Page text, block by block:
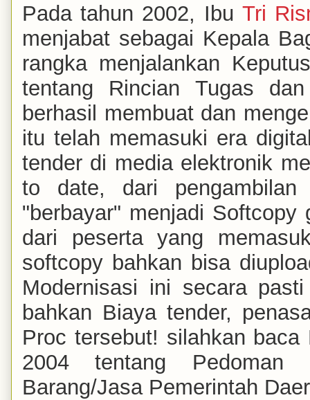
Pada tahun 2002, Ibu Tri
menjabat sebagai Kepala
rangka menjalankan
tentang Rincian Tugas
berhasil membuat dan
itu telah memasuki era
tender di media elektronik
to date, dari
"berbayar" menjadi
dari peserta yang
softcopy bahkan bisa
Modernisasi ini secara
bahkan Biaya tender,
Proc tersebut! silahkan
2004 tentang Pedoman
Barang/Jasa Pemerintah